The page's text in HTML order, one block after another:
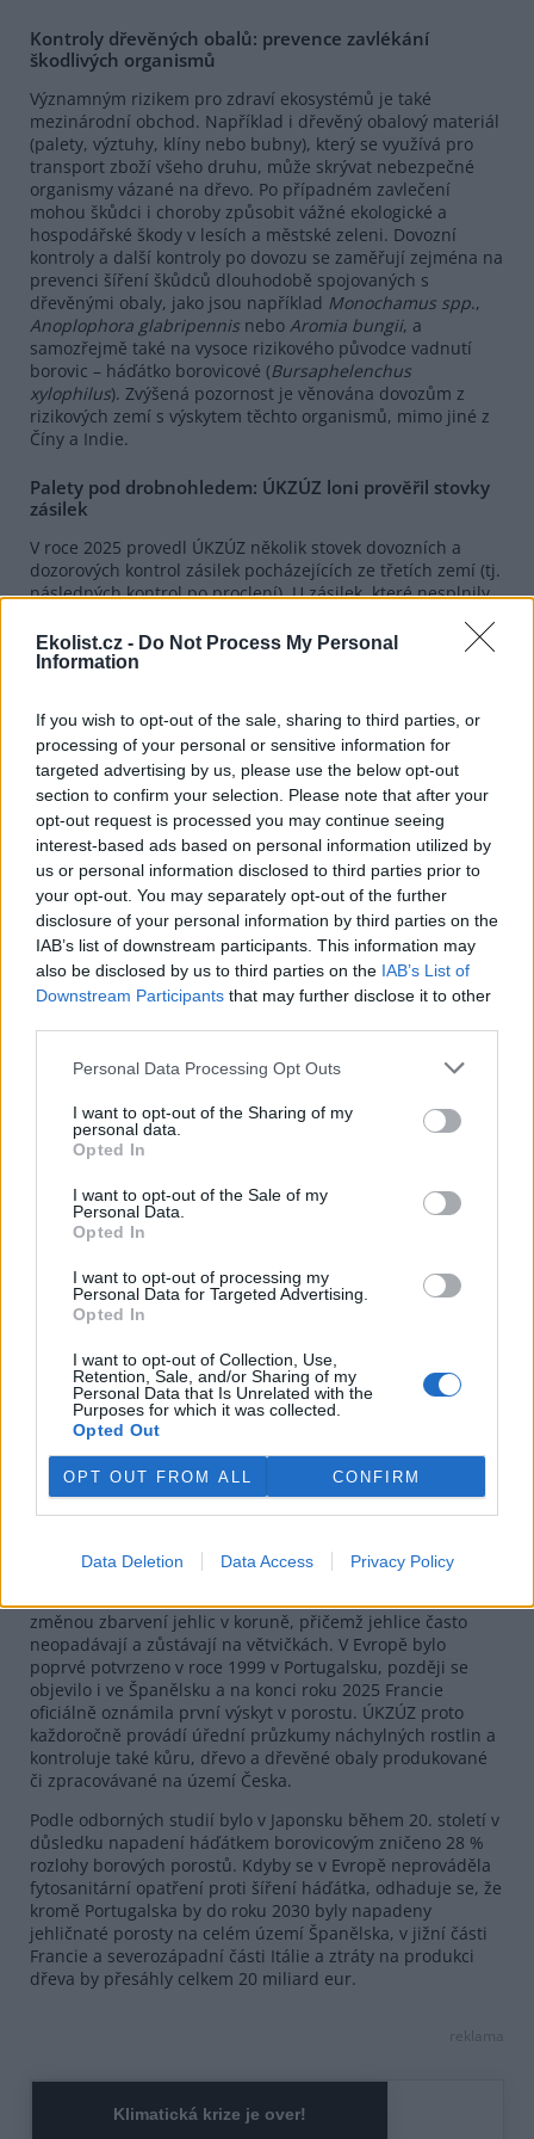
Ekolist.cz - Do Not Process My Personal
Information
If you wish to opt-out of the sale, sharing to third parties, or
processing of your personal or sensitive information for
targeted advertising by us, please use the below opt-out
section to confirm your selection. Please note that after your
opt-out request is processed you may continue seeing
interest-based ads based on personal information utilized by
us or personal information disclosed to third parties prior to
your opt-out. You may separately opt-out of the further
disclosure of your personal information by third parties on the
IAB’s list of downstream participants. This information may
also be disclosed by us to third parties on the IAB’s List of
Downstream Participants that may further disclose it to other
Personal Data Processing Opt Outs
I want to opt-out of the Sharing of my
personal data.
Opted In
I want to opt-out of the Sale of my
Personal Data.
Opted In
I want to opt-out of processing my
Personal Data for Targeted Advertising.
Opted In
I want to opt-out of Collection, Use,
Retention, Sale, and/or Sharing of my
Personal Data that Is Unrelated with the
Purposes for which it was collected.
Opted Out
OPT OUT FROM ALL CONFIRM
Data Deletion Data Access Privacy Policy
Kontroly dřevěných obalů: prevence zavlékání
škodlivých organismů
Významným rizikem pro zdraví ekosystémů je také
mezinárodní obchod. Například i dřevěný obalový materiál
(palety, výztuhy, klíny nebo bubny), který se využívá pro
transport zboží všeho druhu, může skrývat nebezpečné
organismy vázané na dřevo. Po případném zavlečení
mohou škůdci i choroby způsobit vážné ekologické a
hospodářské škody v lesích a městské zeleni. Dovozní
kontroly a další kontroly po dovozu se zaměřují zejména na
prevenci šíření škůdců dlouhodobě spojovaných s
dřevěnými obaly, jako jsou například Monochamus spp.,
Anoplophora glabripennis nebo Aromia bungii, a
samozřejmě také na vysoce rizikového původce vadnutí
borovic – háďátko borovicové (Bursaphelenchus
xylophilus). Zvýšená pozornost je věnována dovozům z
rizikových zemí s výskytem těchto organismů, mimo jiné z
Číny a Indie.
Palety pod drobnohledem: ÚKZÚZ loni prověřil stovky
zásilek
V roce 2025 provedl ÚKZÚZ několik stovek dovozních a
dozorových kontrol zásilek pocházejících ze třetích zemí (tj.
následných kontrol po proclení). U zásilek, které nesplnily
Součástí dohledu byly také laboratorní rozbory dováženého
dřeva, odebráno bylo 61 vzorků dřeva k testování na výskyt
přítomnost příbuzného druhuBursaphelenchus saudi .
Jednalo se o první záchyt tohoto druhu na území České
republiky.
Licence |Všechna práva vyhrazena. Další šíření je možné jen se souhlasem
autora
Zdroj |
Často probíhají kontroly zásilek ještě před proclením, buď
samostatně, nebo ve spolupráci s Celní správou ČR.
Celkově bylo realizováno několik stovek dovozních kontrol;
například pouze z Německa bylo k prověření do České
republiky odesláno 356 zásilek. V šesti případech bylo
nařízeno úřední opatření spočívající ve zničení
nevyhovujícího dřevěného obalového materiálu z důvodu
rizika zavlečení škodlivých organismů.
Proč je háďátko borovicové tak sledované
milimetr), která se šíří zejména pasivně prostřednictvím
přenašečů, především brouků z čeledi tesaříkovitých.
změnou zbarvení jehlic v koruně, přičemž jehlice často
neopadávají a zůstávají na větvičkách. V Evropě bylo
poprvé potvrzeno v roce 1999 v Portugalsku, později se
objevilo i ve Španělsku a na konci roku 2025 Francie
oficiálně oznámila první výskyt v porostu. ÚKZÚZ proto
každoročně provádí úřední průzkumy náchylných rostlin a
kontroluje také kůru, dřevo a dřevěné obaly produkované
či zpracovávané na území Česka.
Podle odborných studií bylo v Japonsku během 20. století v
důsledku napadení háďátkem borovicovým zničeno 28 %
rozlohy borových porostů. Kdyby se v Evropě neprováděla
fytosanitární opatření proti šíření háďátka, odhaduje se, že
kromě Portugalska by do roku 2030 byly napadeny
jehličnaté porosty na celém území Španělska, v jižní části
Francie a severozápadní části Itálie a ztráty na produkci
dřeva by přesáhly celkem 20 miliard eur.
reklama